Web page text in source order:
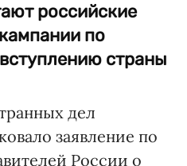
российские
по
страны
дел
заявление по
России о